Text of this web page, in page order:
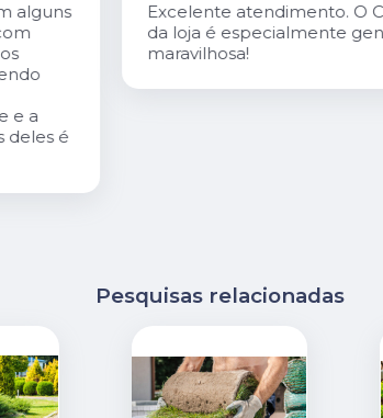
Excelente atendimento. O Carlis,dono
da loja é especialmente gentil. A loja é
maravilhosa!
Pesquisas relacionadas